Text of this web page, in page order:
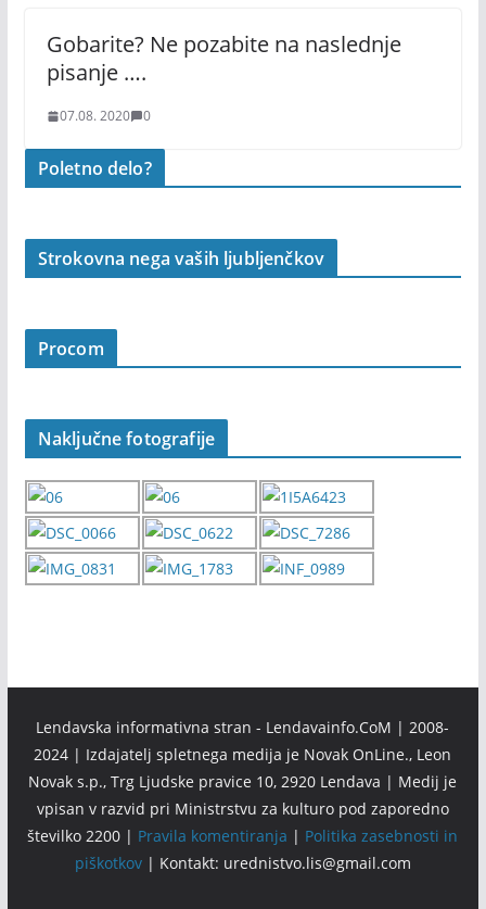
Gobarite? Ne pozabite na naslednje
pisanje ….
07.08. 2020 0
Poletno delo?
Strokovna nega vaših ljubljenčkov
Procom
Naključne fotografije
Lendavska informativna stran - Lendavainfo.CoM | 2008-
2024 | Izdajatelj spletnega medija je Novak OnLine., Leon
Novak s.p., Trg Ljudske pravice 10, 2920 Lendava | Medij je
vpisan v razvid pri Ministrstvu za kulturo pod zaporedno
številko 2200 | Pravila komentiranja | Politika zasebnosti in
piškotkov| Kontakt: urednistvo.lis@gmail.com